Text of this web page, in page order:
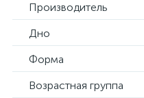
Производитель
Дно
Форма
Возрастная группа